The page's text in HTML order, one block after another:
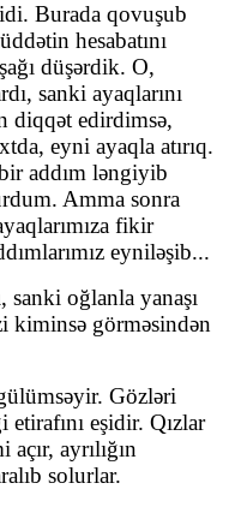
Burada qovuşub
hesabatını
düşərdik. O,
sanki ayaqlarını
diqqət edirdimsə,
eyni ayaqla atırıq.
addım ləngiyib
Amma sonra
fikir
eyniləşib...
sanki oğlanla yanaşı
kiminsə görməsindən
Gözləri
etirafını eşidir. Qızlar
ayrılığın
solurlar.